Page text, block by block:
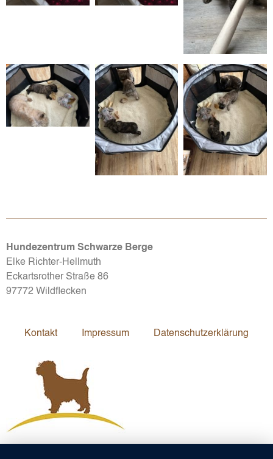
Hundezentrum Schwarze Berge
Elke Richter-Hellmuth
Eckartsrother Straße 86
97772 Wildflecken
Kontakt Impressum Datenschutzerklärung